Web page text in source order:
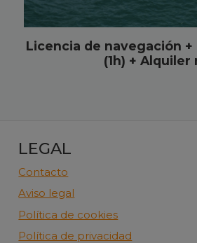
Licencia de navegación +
(1h) + Alquiler
LEGAL
Contacto
Aviso legal
Política de cookies
Política de privacidad